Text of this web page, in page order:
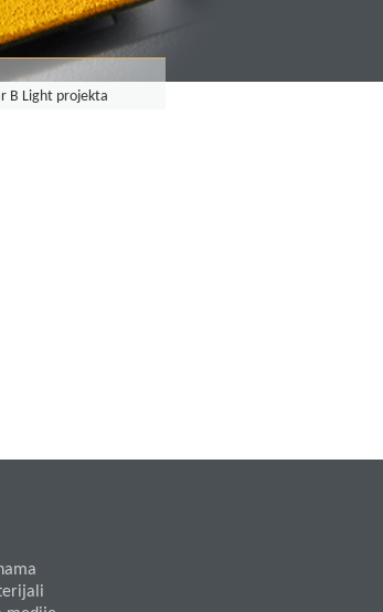
B Light projekta